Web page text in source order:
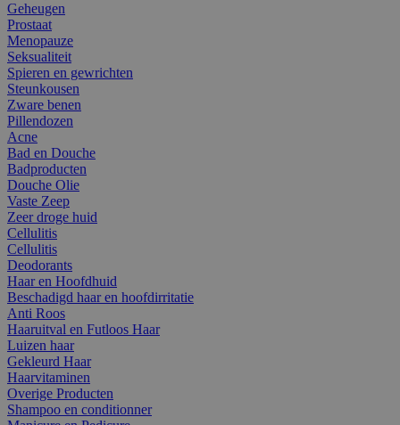
Geheugen
Prostaat
Menopauze
Seksualiteit
Spieren en gewrichten
Steunkousen
Zware benen
Pillendozen
Acne
Bad en Douche
Badproducten
Douche Olie
Vaste Zeep
Zeer droge huid
Cellulitis
Cellulitis
Deodorants
Haar en Hoofdhuid
Beschadigd haar en hoofdirritatie
Anti Roos
Haaruitval en Futloos Haar
Luizen haar
Gekleurd Haar
Haarvitaminen
Overige Producten
Shampoo en conditionner